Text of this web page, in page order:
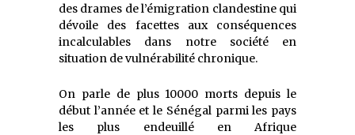
des drames de l’émigration clandestine qui
dévoile des facettes aux conséquences
incalculables dans notre société en
situation de vulnérabilité chronique.
On parle de plus 10000 morts depuis le
début l’année et le Sénégal parmi les pays
les plus endeuillé en Afrique